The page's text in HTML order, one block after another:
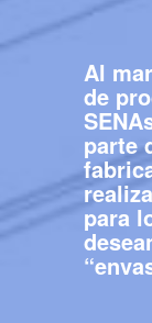
Al
de
parte
para